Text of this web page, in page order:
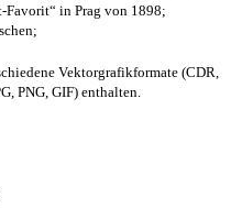
Favorit“ in Prag von 1898;
Vektorgrafikformate (CDR,
PNG, GIF) enthalten.